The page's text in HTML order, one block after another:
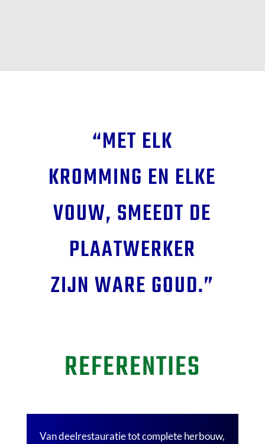
“MET ELK
KROMMING EN ELKE
VOUW, SMEEDT DE
PLAATWERKER
ZIJN WARE GOUD.”
REFERENTIES
Van deelrestauratie tot complete herbouw,